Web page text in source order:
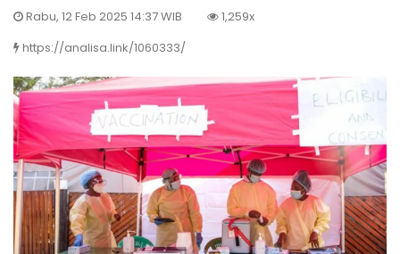
Rabu, 12 Feb 2025 14:37 WIB
1,259x
https://analisa.link/1060333/